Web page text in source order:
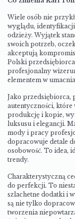
Wiele osób nie
wyglądu,
odzieży. Wyjątek
swoich potrzeb,
akceptują
Polski
profesjonalny
elementem w
Jako przedsiębiorca,
autentyczności, które
produkcję i kopie,
luksusu i elegancji.
mody i pracy
dopracowuje detale
osobowość. To idea,
trendy.
Charakterystyczną
do perfekcji. To
szlachetne dodatki i
są nie tylko
tworzenia